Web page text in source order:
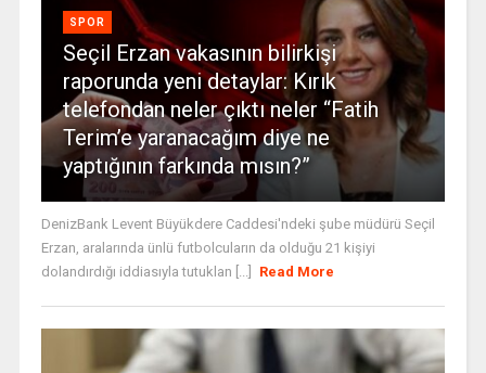
SPOR
Seçil Erzan vakasının bilirkişi
raporunda yeni detaylar: Kırık
telefondan neler çıktı neler “Fatih
Terim’e yaranacağım diye ne
yaptığının farkında mısın?”
DenizBank Levent Büyükdere Caddesi'ndeki şube müdürü Seçil
Erzan, aralarında ünlü futbolcuların da olduğu 21 kişiyi
dolandırdığı iddiasıyla tutuklan [...]
Read More